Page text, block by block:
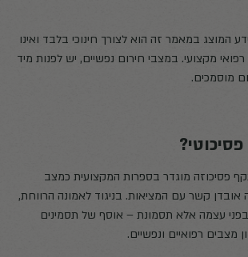
המוצג במאמר זה הוא לצורך חינוכי בלבד ואינו
רפואי מקצועי. במצבי חירום נפשיים, יש לפנות מיד
מוסמכים.
פסיכוזה מוגדר בספרות המקצועית כמצב
קשר עם המציאות. בניגוד לאמונה הרווחת,
עצמה אלא תסמונת – אוסף של תסמינים
מצבים רפואיים ונפשיים.